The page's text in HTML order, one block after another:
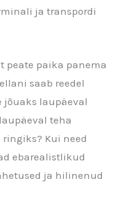
ja transpordi
peate paika panema
saab reedel
jõuaks laupäeval
teha
Kui need
ebarealistlikud
ja hilinenud